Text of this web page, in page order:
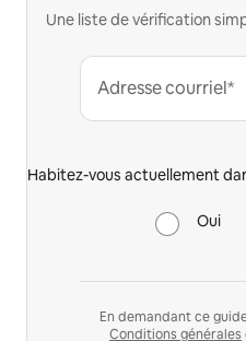
Une liste de vérification
Adresse courriel*
Habitez-vous actuellement
Oui
En demandant ce
Conditions générales